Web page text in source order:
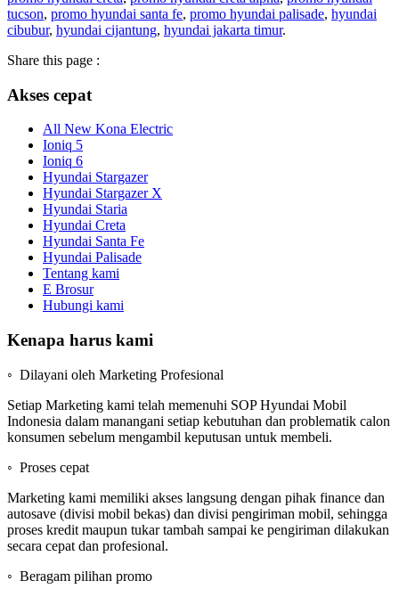
tucson, promo hyundai santa fe, promo hyundai palisade, hyundai
cibubur, hyundai cijantung, hyundai jakarta timur.
Share this page :
Akses cepat
All New Kona Electric
Ioniq 5
Ioniq 6
Hyundai Stargazer
Hyundai Stargazer X
Hyundai Staria
Hyundai Creta
Hyundai Santa Fe
Hyundai Palisade
Tentang kami
E Brosur
Hubungi kami
Kenapa harus kami
◦ Dilayani oleh Marketing Profesional
Setiap Marketing kami telah memenuhi SOP Hyundai Mobil
Indonesia dalam manangani setiap kebutuhan dan problematik calon
konsumen sebelum mengambil keputusan untuk membeli.
◦ Proses cepat
Marketing kami memiliki akses langsung dengan pihak finance dan
autosave (divisi mobil bekas) dan divisi pengiriman mobil, sehingga
proses kredit maupun tukar tambah sampai ke pengiriman dilakukan
secara cepat dan profesional.
◦ Beragam pilihan promo